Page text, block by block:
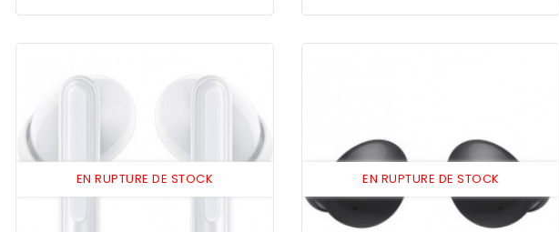
EN RUPTURE DE STOCK EN RUPTURE DE STOCK